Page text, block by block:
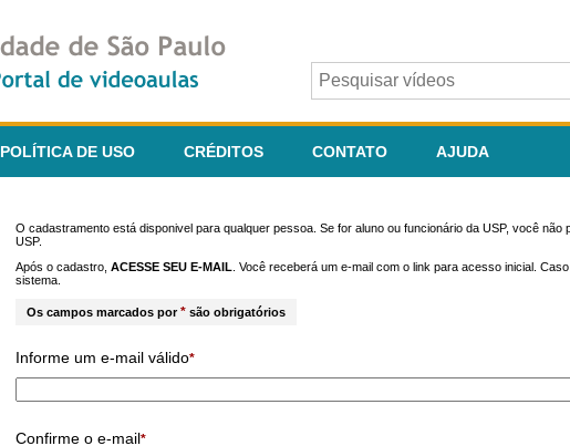
POLÍTICA DE USO CRÉDITOS CONTATO AJUDA
O cadastramento está disponivel para qualquer pessoa. Se for aluno ou funcionário da USP, você
USP.
Após o cadastro, ACESSE SEU E-MAIL . Você receberá um e-mail com o link para acesso inicial.
sistema.
Os campos marcados por* são obrigatórios
Informe um e-mail válido*
Confirme o e-mail*